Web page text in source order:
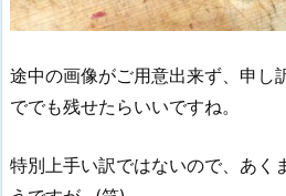
途中の画像がご用意出来ず、申し
ででも残せたらいいですね。
特別上手い訳ではないので、あく